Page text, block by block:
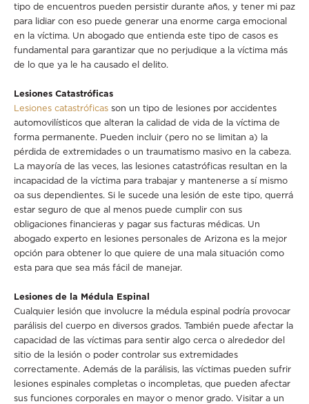
tipo de encuentros pueden persistir durante años, y tener mi paz
para lidiar con eso puede generar una enorme carga emocional
en la víctima. Un abogado que entienda este tipo de casos es
fundamental para garantizar que no perjudique a la víctima más
de lo que ya le ha causado el delito.
Lesiones Catastróficas
Lesiones catastróficas son un tipo de lesiones por accidentes
automovilísticos que alteran la calidad de vida de la víctima de
forma permanente. Pueden incluir (pero no se limitan a) la
pérdida de extremidades o un traumatismo masivo en la cabeza.
La mayoría de las veces, las lesiones catastróficas resultan en la
incapacidad de la víctima para trabajar y mantenerse a sí mismo
oa sus dependientes. Si le sucede una lesión de este tipo, querrá
estar seguro de que al menos puede cumplir con sus
obligaciones financieras y pagar sus facturas médicas. Un
abogado experto en lesiones personales de Arizona es la mejor
opción para obtener lo que quiere de una mala situación como
esta para que sea más fácil de manejar.
Lesiones de la Médula Espinal
Cualquier lesión que involucre la médula espinal podría provocar
parálisis del cuerpo en diversos grados. También puede afectar la
capacidad de las víctimas para sentir algo cerca o alrededor del
sitio de la lesión o poder controlar sus extremidades
correctamente. Además de la parálisis, las víctimas pueden sufrir
lesiones espinales completas o incompletas, que pueden afectar
sus funciones corporales en mayor o menor grado. Visitar a un